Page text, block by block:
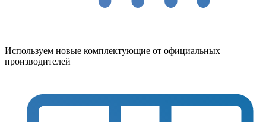
Используем новые комплектующие от официальных
производителей